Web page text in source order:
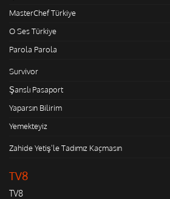
MasterChef Türkiye
O Ses Türkiye
Parola Parola
Survivor
Şanslı Pasaport
Yaparsın Bilirim
Yemekteyiz
Zahide Yetiş'le Tadımız Kaçmasın
TV8
TV8